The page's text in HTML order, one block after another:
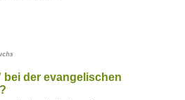
bei der evangelischen